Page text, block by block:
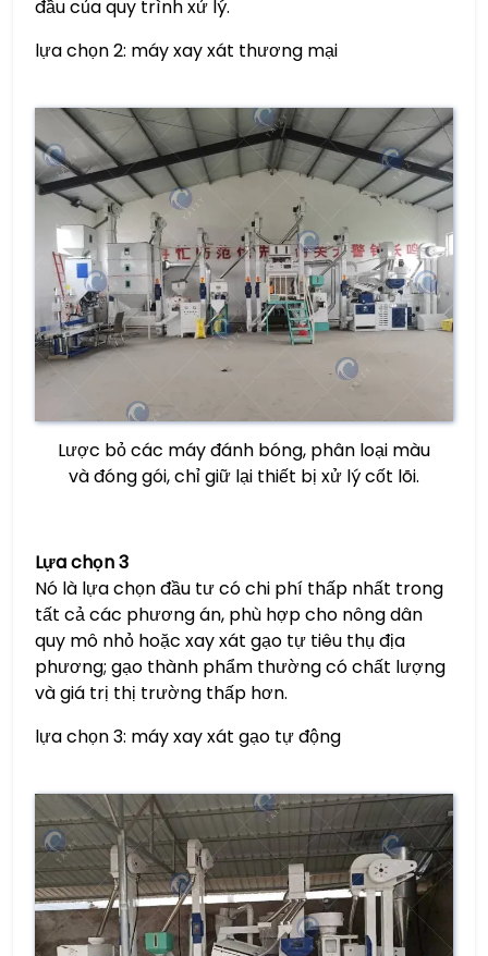
đầu của quy trình xử lý.
lựa chọn 2: máy xay xát thương mại
Lược bỏ các máy đánh bóng, phân loại màu
và đóng gói, chỉ giữ lại thiết bị xử lý cốt lõi.
Lựa chọn 3
Nó là lựa chọn đầu tư có chi phí thấp nhất trong
tất cả các phương án, phù hợp cho nông dân
quy mô nhỏ hoặc xay xát gạo tự tiêu thụ địa
phương; gạo thành phẩm thường có chất lượng
và giá trị thị trường thấp hơn.
lựa chọn 3: máy xay xát gạo tự động